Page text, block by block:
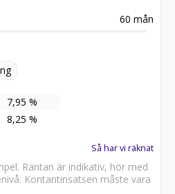
60 mån
7,95 %
8,25 %
Så har vi räknat
Räntan är indikativ, hör med
Kontantinsatsen måste vara